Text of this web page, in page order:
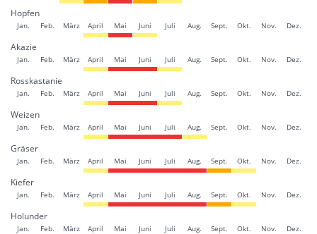
Hopfen
Jan. Feb. März April Mai Juni Juli Aug. Sept. Okt. Nov. Dez.
Akazie
Jan. Feb. März April Mai Juni Juli Aug. Sept. Okt. Nov. Dez.
Rosskastanie
Jan. Feb. März April Mai Juni Juli Aug. Sept. Okt. Nov. Dez.
Weizen
Jan. Feb. März April Mai Juni Juli Aug. Sept. Okt. Nov. Dez.
Gräser
Jan. Feb. März April Mai Juni Juli Aug. Sept. Okt. Nov. Dez.
Kiefer
Jan. Feb. März April Mai Juni Juli Aug. Sept. Okt. Nov. Dez.
Holunder
Jan. Feb. März April Mai Juni Juli Aug. Sept. Okt. Nov. Dez.